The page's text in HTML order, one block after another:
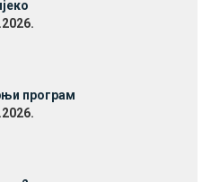
програм